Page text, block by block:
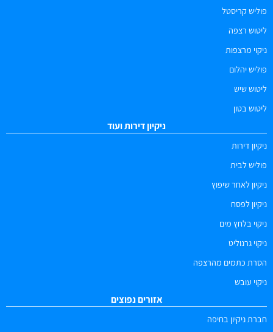
פוליש קריסטל
ליטוש רצפה
ניקוי מרצפות
פוליש יהלום
ליטוש שיש
ליטוש בטון
ניקיון דירות ועוד
ניקיון דירות
פוליש לבית
ניקיון לאחר שיפוץ
ניקיון לפסח
ניקוי בלחץ מים
ניקוי גרנוליט
הסרת כתמים מהרצפה
ניקוי עובש
אזורים נפוצים
חברת ניקיון בחיפה